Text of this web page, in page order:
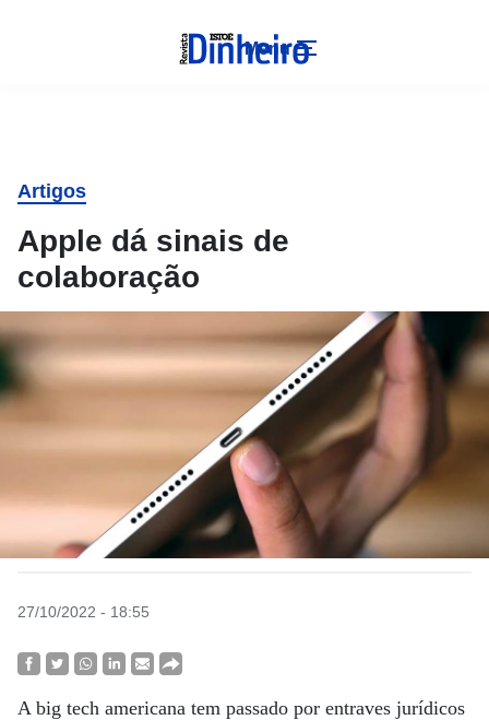
Menu
Artigos
Apple dá sinais de
colaboração
27/10/2022 - 18:55
A big tech americana tem passado por entraves jurídicos